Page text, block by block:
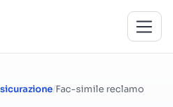
Fac-simile reclamo